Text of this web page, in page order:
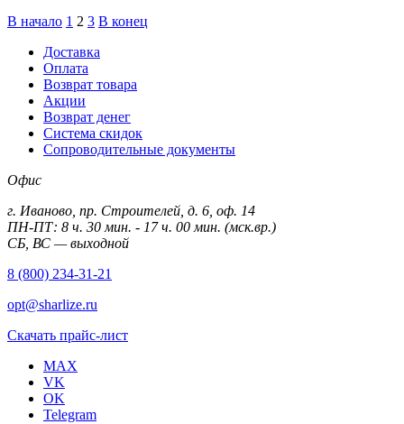
В начало 1 2 3 В конец
Доставка
Оплата
Возврат товара
Акции
Возврат денег
Система скидок
Сопроводительные документы
Офис
г. Иваново, пр. Строителей, д. 6, оф. 14
ПН-ПТ: 8 ч. 30 мин. - 17 ч. 00 мин. (мск.вр.)
СБ, ВС — выходной
8 (800) 234-31-21
opt@sharlize.ru
Скачать прайс-лист
MAX
VK
OK
Telegram